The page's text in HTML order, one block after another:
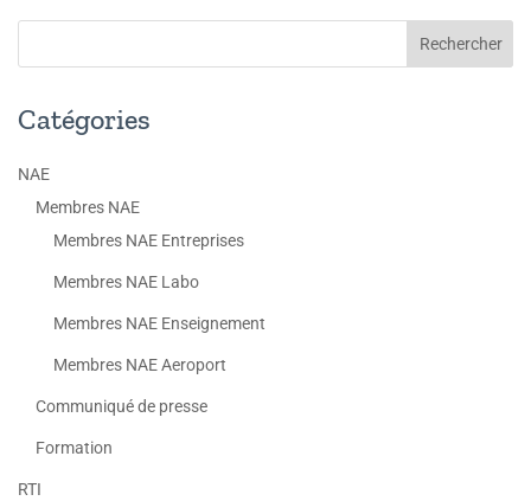
Catégories
NAE
Membres NAE
Membres NAE Entreprises
Membres NAE Labo
Membres NAE Enseignement
Membres NAE Aeroport
Communiqué de presse
Formation
RTI